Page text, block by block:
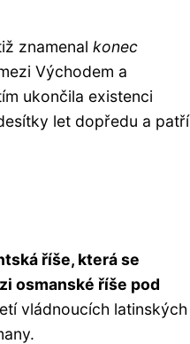
znamenal konec
Východem a
ukončila existenci
let dopředu a patří
říše, která se
osmanské říše pod
vládnoucích latinských